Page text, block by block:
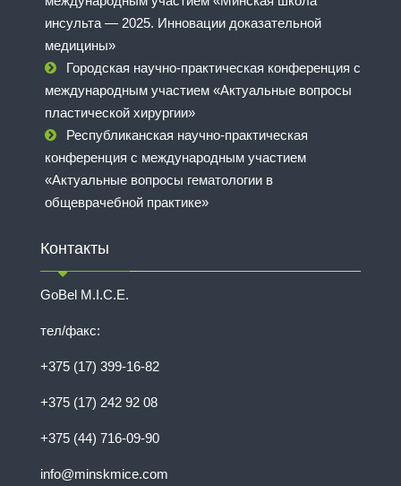
инсульта — 2025. Инновации доказательной
медицины»
Городская научно-практическая конференция с
международным участием «Актуальные вопросы
пластической хирургии»
Республиканская научно-практическая
конференция с международным участием
«Актуальные вопросы гематологии в
общеврачебной практике»
Контакты
GoBel M.I.C.E.
тел/факс:
+375 (17) 399-16-82
+375 (17) 242 92 08
+375 (44) 716-09-90
info@minskmice.com